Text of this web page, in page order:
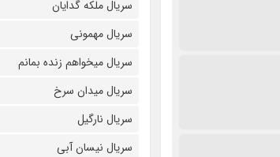
سریال ملکه گدایان
سریال مهمونی
سریال میخواهم زنده بمانم
سریال میدان سرخ
سریال نارگیل
سریال نیسان آبی